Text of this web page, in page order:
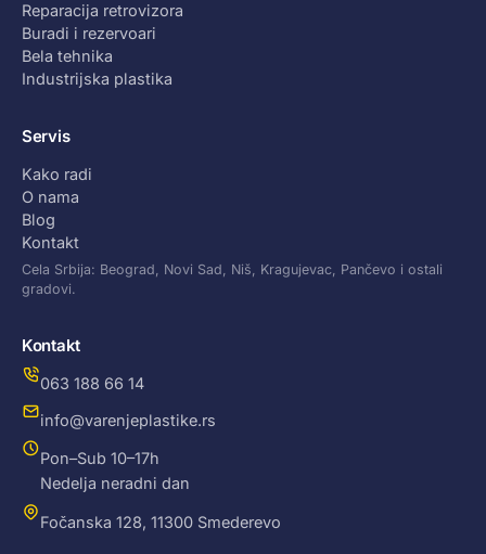
Reparacija retrovizora
Buradi i rezervoari
Bela tehnika
Industrijska plastika
Servis
Kako radi
O nama
Blog
Kontakt
Cela Srbija: Beograd, Novi Sad, Niš, Kragujevac, Pančevo i ostali
gradovi.
Kontakt
063 188 66 14
info@varenjeplastike.rs
Pon–Sub 10–17h
Nedelja neradni dan
Fočanska 128, 11300 Smederevo